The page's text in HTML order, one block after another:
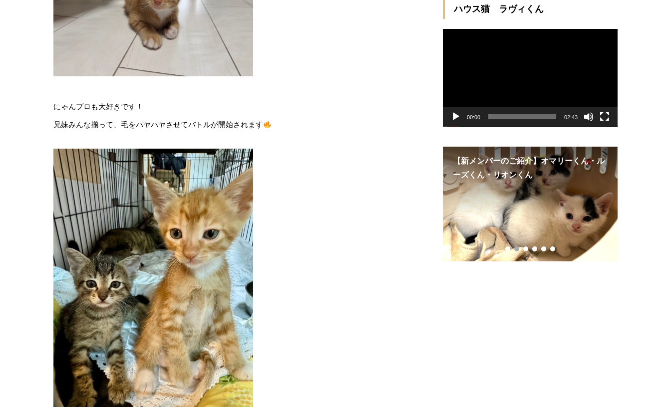
にゃんプロも大好きです！
兄妹みんな揃って、毛をパヤパヤさせてバトルが開始されます
ハウス猫 ラヴィくん
00:00 02:43
【ショート動画配信】チッチちゃんの里帰
り
【新メンバーのご紹介】オマリーくん・ル
ーズくん・リオンくん